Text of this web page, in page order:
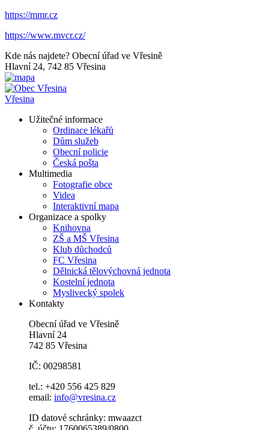
https://mmr.cz
https://www.mvcr.cz/
Kde nás najdete? Obecní úřad ve Vřesině
Hlavní 24, 742 85 Vřesina
Vřesina
Užitečné informace
Ordinace lékařů
Dům služeb
Obecní policie
Česká pošta
Multimedia
Fotografie obce
Videa
Interaktivní mapa
Organizace a spolky
Knihovna
ZŠ a MŠ Vřesina
Klub důchodců
FC Vřesina
Dělnická tělovýchovná jednota
Kostelní jednota
Myslivecký spolek
Kontakty
Obecní úřad ve Vřesině
Hlavní 24
742 85 Vřesina
IČ: 00298581
tel.: +420 556 425 829
email: info@vresina.cz
ID datové schránky: mwaazct